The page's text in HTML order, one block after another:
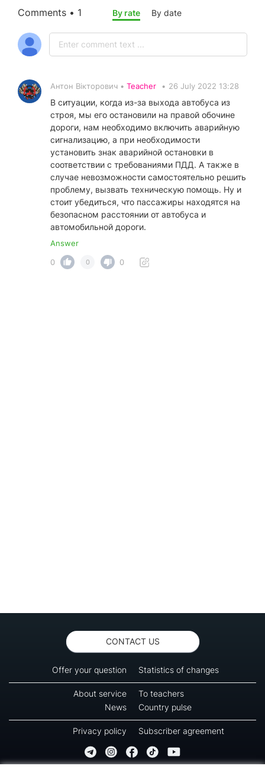
Comments • 1 By rate By date
Антон Вікторович • Teacher • 26 July 2022 13:28
В ситуации, когда из-за выхода автобуса из
строя, мы его остановили на правой обочине
дороги, нам необходимо включить аварийную
сигнализацию, а при необходимости
установить знак аварийной остановки в
соответствии с требованиями ПДД. А также в
случае невозможности самостоятельно решить
проблему, вызвать техническую помощь. Ну и
стоит убедиться, что пассажиры находятся на
безопасном расстоянии от автобуса и
автомобильной дороги.
Answer
0
0 0
CONTACT US
Offer your question Statistics of changes
About service
To teachers
News
Country pulse
Privacy policy Subscriber agreement